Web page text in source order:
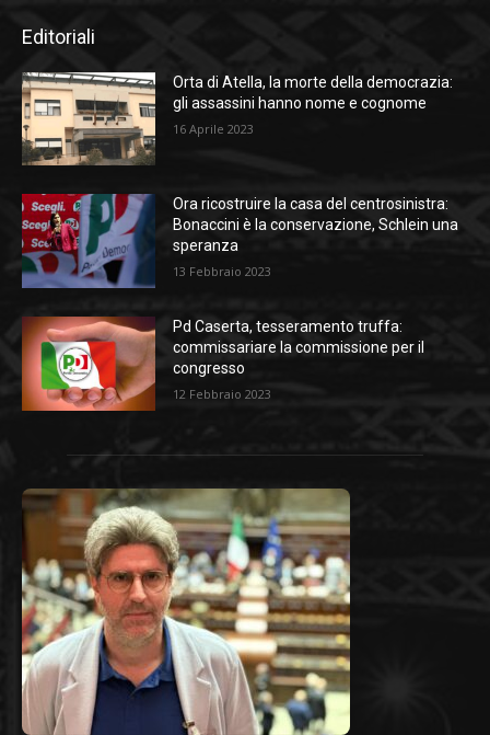
Editoriali
Orta di Atella, la morte della democrazia:
gli assassini hanno nome e cognome
16 Aprile 2023
Ora ricostruire la casa del centrosinistra:
Bonaccini è la conservazione, Schlein una
speranza
13 Febbraio 2023
Pd Caserta, tesseramento truffa:
commissariare la commissione per il
congresso
12 Febbraio 2023